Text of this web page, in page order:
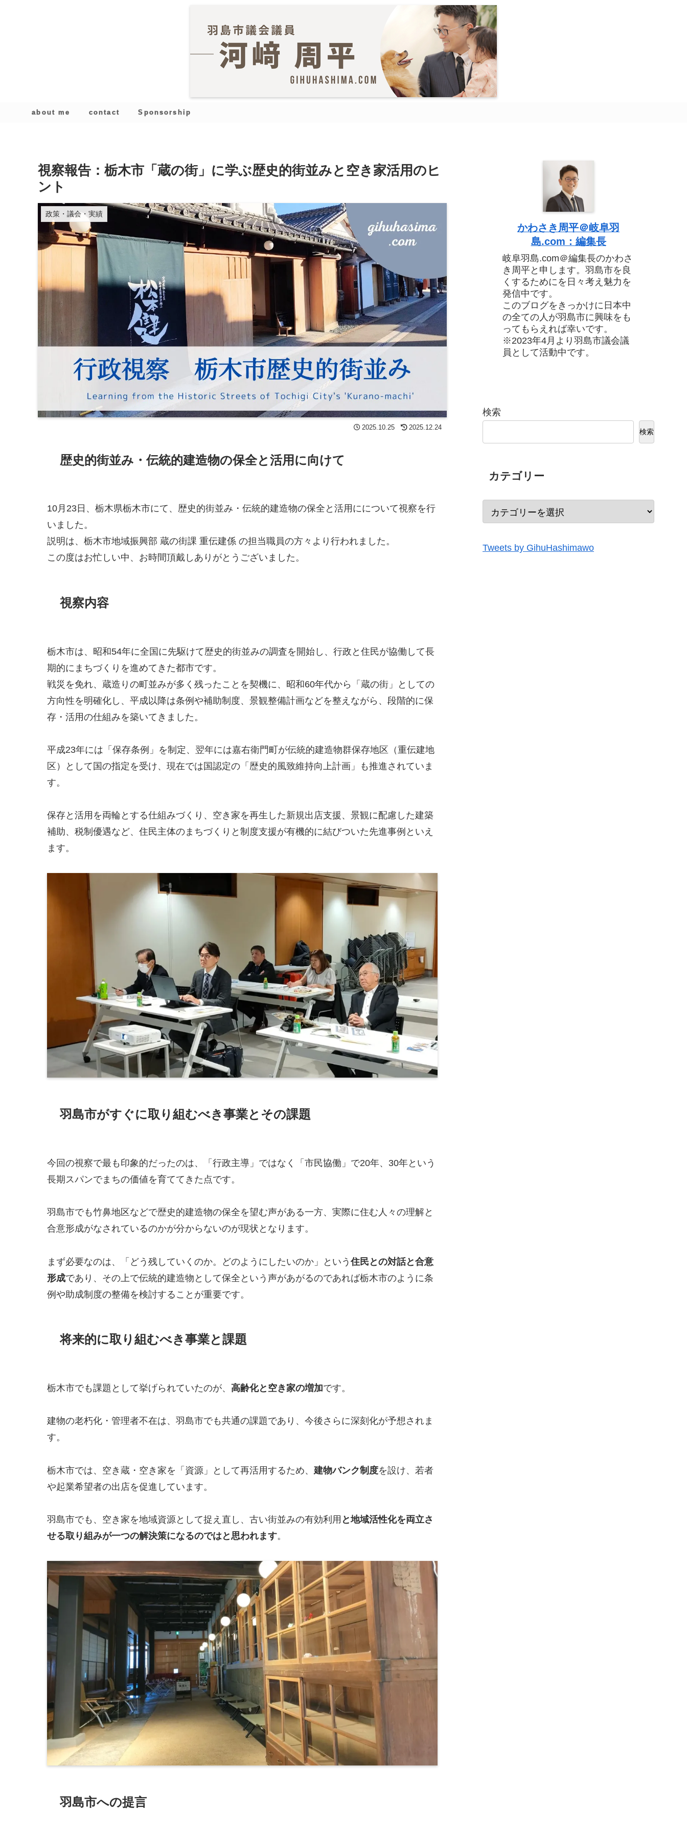
about me contact Sponsorship
視察報告：栃木市「蔵の街」に学ぶ歴史的街並みと空き家活用のヒ
ント
政策・議会・実績
2025.10.25 2025.12.24
歴史的街並み・伝統的建造物の保全と活用に向けて
10月23日、栃木県栃木市にて、歴史的街並み・伝統的建造物の保全と活用にについて視察を行
いました。
説明は、栃木市地域振興部 蔵の街課 重伝建係 の担当職員の方々より行われました。
この度はお忙しい中、お時間頂戴しありがとうございました。
視察内容
栃木市は、昭和54年に全国に先駆けて歴史的街並みの調査を開始し、行政と住民が協働して長
期的にまちづくりを進めてきた都市です。
戦災を免れ、蔵造りの町並みが多く残ったことを契機に、昭和60年代から「蔵の街」としての
方向性を明確化し、平成以降は条例や補助制度、景観整備計画などを整えながら、段階的に保
存・活用の仕組みを築いてきました。
平成23年には「保存条例」を制定、翌年には嘉右衛門町が伝統的建造物群保存地区（重伝建地
区）として国の指定を受け、現在では国認定の「歴史的風致維持向上計画」も推進されていま
す。
保存と活用を両輪とする仕組みづくり、空き家を再生した新規出店支援、景観に配慮した建築
補助、税制優遇など、住民主体のまちづくりと制度支援が有機的に結びついた先進事例といえ
ます。
羽島市がすぐに取り組むべき事業とその課題
今回の視察で最も印象的だったのは、「行政主導」ではなく「市民協働」で20年、30年という
長期スパンでまちの価値を育ててきた点です。
羽島市でも竹鼻地区などで歴史的建造物の保全を望む声がある一方、実際に住む人々の理解と
合意形成がなされているのかが分からないのが現状となります。
まず必要なのは、「どう残していくのか。どのようにしたいのか」という住民との対話と合意
形成であり、その上で伝統的建造物として保全という声があがるのであれば栃木市のように条
例や助成制度の整備を検討することが重要です。
将来的に取り組むべき事業と課題
栃木市でも課題として挙げられていたのが、 高齢化と空き家の増加です。
建物の老朽化・管理者不在は、羽島市でも共通の課題であり、今後さらに深刻化が予想されま
す。
栃木市では、空き蔵・空き家を「資源」として再活用するため、 建物バンク制度を設け、若者
や起業希望者の出店を促進しています。
羽島市でも、空き家を地域資源として捉え直し、古い街並みの有効利用 と地域活性化を両立さ
せる取り組みが一つの解決策になるのではと思われます。
羽島市への提言
かわさき周平＠岐阜羽
島.com：編集長
岐阜羽島.com＠編集長のかわさ
き周平と申します。羽島市を良
くするためにを日々考え魅力を
発信中です。
このブログをきっかけに日本中
の全ての人が羽島市に興味をも
ってもらえれば幸いです。
※2023年4月より羽島市議会議
員として活動中です。
検索
検索
カテゴリー
Tweets by GihuHashimawo